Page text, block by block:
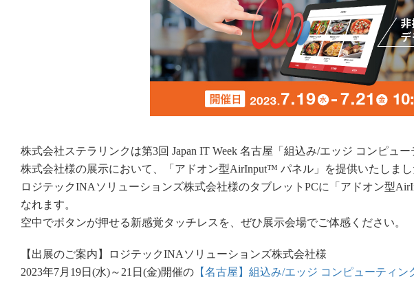
株式会社ステラリンクは第3回 Japan IT Week 名古屋「組込み/エッジ コンピュ
株式会社様の展示において、「アドオン型AirInput™ パネル」を提供いたしまし
ロジテックINAソリューションズ株式会社様のタブレットPCに「アドオン型
なれます。
空中でボタンが押せる新感覚タッチレスを、ぜひ展示会場でご体感ください。
【出展のご案内】ロジテックINAソリューションズ株式会社様
2023年7月19日(水)～21日(金)開催の 【名古屋】組込み/エッジ コンピューティン